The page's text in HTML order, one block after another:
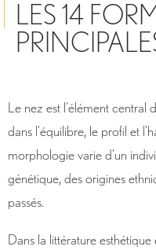
LES 14
Le nez est l’élément central
dans l’équilibre, le profil et
morphologie varie d’un
génétique, des origines
passés.
Dans la littérature